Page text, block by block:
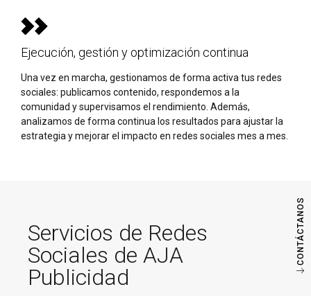
CONTÁCTANOS
Ejecución, gestión y optimización continua
Una vez en marcha, gestionamos de forma activa tus redes
sociales: publicamos contenido, respondemos a la
comunidad y supervisamos el rendimiento. Además,
analizamos de forma continua los resultados para ajustar la
estrategia y mejorar el impacto en redes sociales mes a mes.
Servicios de Redes
Sociales de AJA
Publicidad